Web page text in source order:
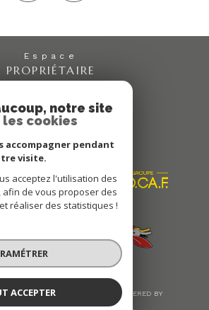
Espace
PROPRIÉTAIRE
ADHÉRONS
RÉSERVÉS | TRADUCTION POWERED BY
notre site
cookies
accompagner pendant
visite.
acceptez l'utilisation des
afin de vous proposer des
réaliser des statistiques !
ACCEPTER